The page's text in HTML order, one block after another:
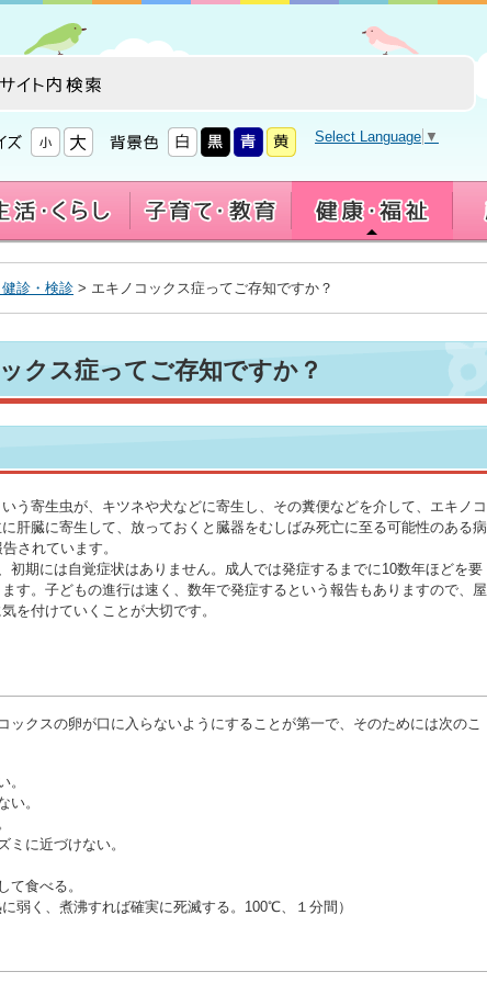
Select Language ▼
診・検診 > エキノコックス症ってご存知ですか？
クス症ってご存知ですか？
う寄生虫が、キツネや犬などに寄生し、その糞便などを介して、エキノコ
肝臓に寄生して、放っておくと臓器をむしばみ死亡に至る可能性のある病
されています。
初期には自覚症状はありません。成人では発症するまでに10数年ほどを要
す。子どもの進行は速く、数年で発症するという報告もありますので、屋
を付けていくことが大切です。
ックスの卵が口に入らないようにすることが第一で、そのためには次のこ
。
い。
ミに近づけない。
て食べる。
弱く、煮沸すれば確実に死滅する。100℃、１分間）